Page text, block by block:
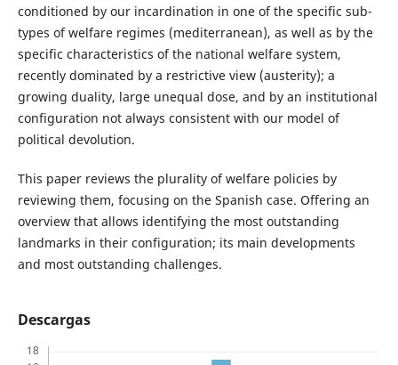
conditioned by our incardination in one of the specific sub-
types of welfare regimes (mediterranean), as well as by the
specific characteristics of the national welfare system,
recently dominated by a restrictive view (austerity); a
growing duality, large unequal dose, and by an institutional
configuration not always consistent with our model of
political devolution.
This paper reviews the plurality of welfare policies by
reviewing them, focusing on the Spanish case. Offering an
overview that allows identifying the most outstanding
landmarks in their configuration; its main developments
and most outstanding challenges.
Descargas